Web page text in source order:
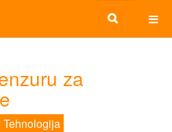
za
Tehnologija